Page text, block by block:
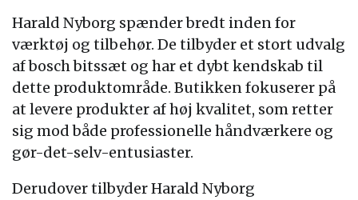
Harald Nyborg spænder bredt inden for
værktøj og tilbehør. De tilbyder et stort udvalg
af bosch bitssæt og har et dybt kendskab til
dette produktområde. Butikken fokuserer på
at levere produkter af høj kvalitet, som retter
sig mod både professionelle håndværkere og
gør-det-selv-entusiaster.
Derudover tilbyder Harald Nyborg